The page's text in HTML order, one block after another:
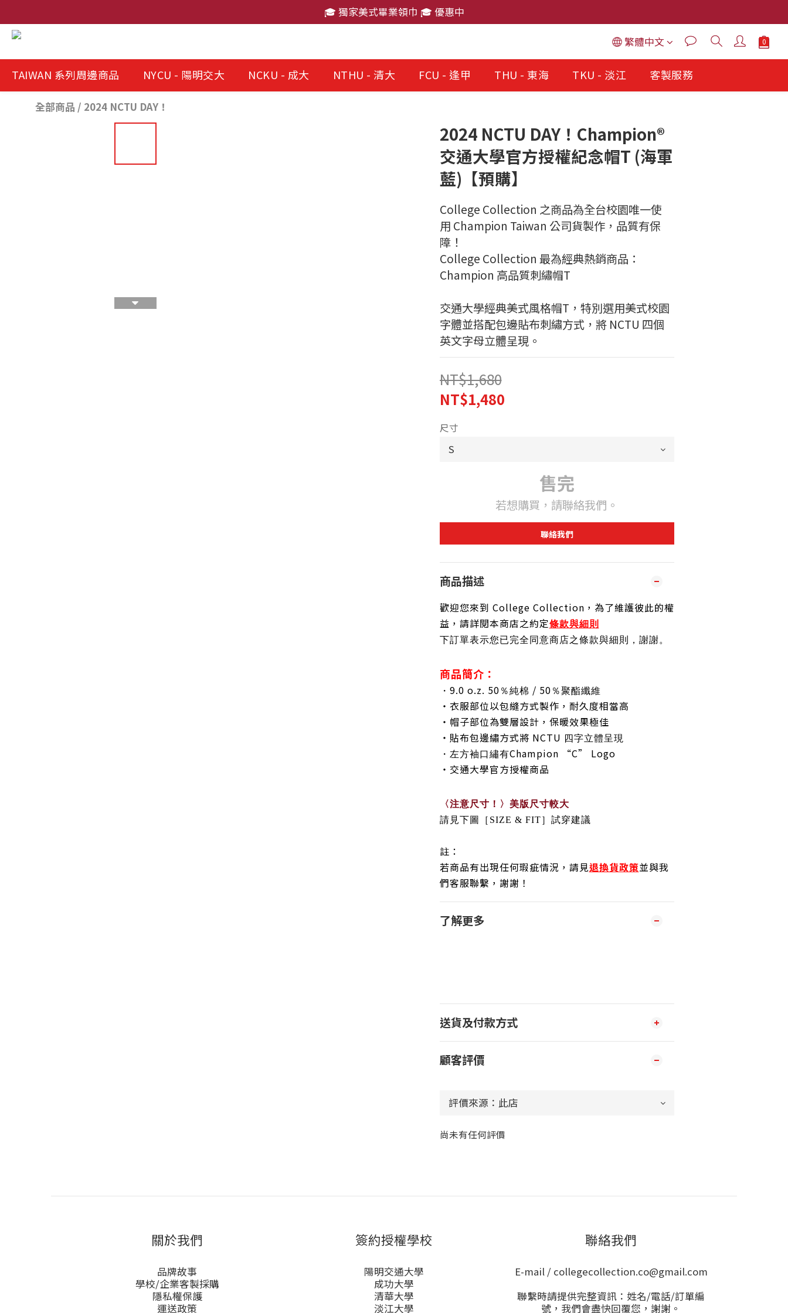
🎓 獨家美式畢業領巾 🎓 優惠中
🎓 獨家美式畢業領巾 🎓 優惠中
🎓 獨家美式畢業領巾 🎓 優惠中
繁體中文
TAIWAN 系列周邊商品 NYCU - 陽明交大 NCKU - 成大 NTHU - 清大 FCU - 逢甲 THU - 東海 TKU - 淡江 客製服務
全部商品 / 2024 NCTU DAY！
2024 NCTU DAY！Champion®
交通大學官方授權紀念帽T (海軍
藍)【預購】
College Collection 之商品為全台校園唯一使
用 Champion Taiwan 公司貨製作，品質有保
障！
College Collection 最為經典熱銷商品：
Champion 高品質刺繡帽T
交通大學經典美式風格帽T，特別選用美式校園
字體並搭配包邊貼布刺繡方式，將 NCTU 四個
英文字母立體呈現。
NT$1,680
NT$1,480
尺寸
售完
若想購買，請聯絡我們。
聯絡我們
商品描述
歡迎您來到 College Collection，為了維護彼此的權
益，請詳閱本商店之約定條款與細則
下訂單表示您已完全同意商店之條款與細則，謝謝。
商品簡介：
・ 9.0 o.z. 50 ％純棉 / 50 ％聚酯纖維
・衣服部位以包縫方式製作，耐久度相當高
・帽子部位為雙層設計，保暖效果極佳
・貼布包邊繡方式將 NCTU 四字立體呈現
・左方袖口繡有Champion “C” Logo
・交通大學官方授權商品
〈注意尺寸！〉
美版尺寸較大
請見下圖［SIZE & FIT］試穿建議
註：
若商品有出現任何瑕疵情況，請見退換貨政策並與我
們客服聯繫，謝謝！
了解更多
送貨及付款方式
顧客評價
尚未有任何評價
關於我們
品牌故事
學校/企業客製採購
隱私權保護
運送政策
簽約授權學校
陽明交通大學
成功大學
清華大學
淡江大學
聯絡我們
E-mail / collegecollection.co@gmail.com
聯繫時請提供完整資訊：姓名/電話/訂單編
號，我們會盡快回覆您，謝謝。